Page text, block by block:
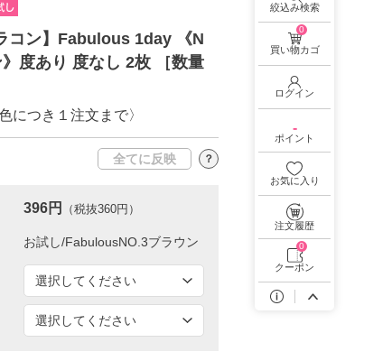
コン】Fabulous 1day 《N
度あり 度なし 2枚 ［数量
につき１注文まで〉
全てに反映 ？
396円 （税抜360円）
絞込み検索
0
買い物カゴ
ログイン
-
ポイント
お気に入り
注文履歴
0
クーポン
乱視用カラコン 1day商品一覧を見る
コン・サークルレンズ 2week商品一覧を見る
ン・サークルレンズ 1month商品一覧を見る
乱視用カラコン 1day商品一覧を見る
アコンタクトレンズ 2week 商品一覧を見る
乱視用カラコン 1day商品一覧を見る
乱視用カラコン 1month商品一覧を見る